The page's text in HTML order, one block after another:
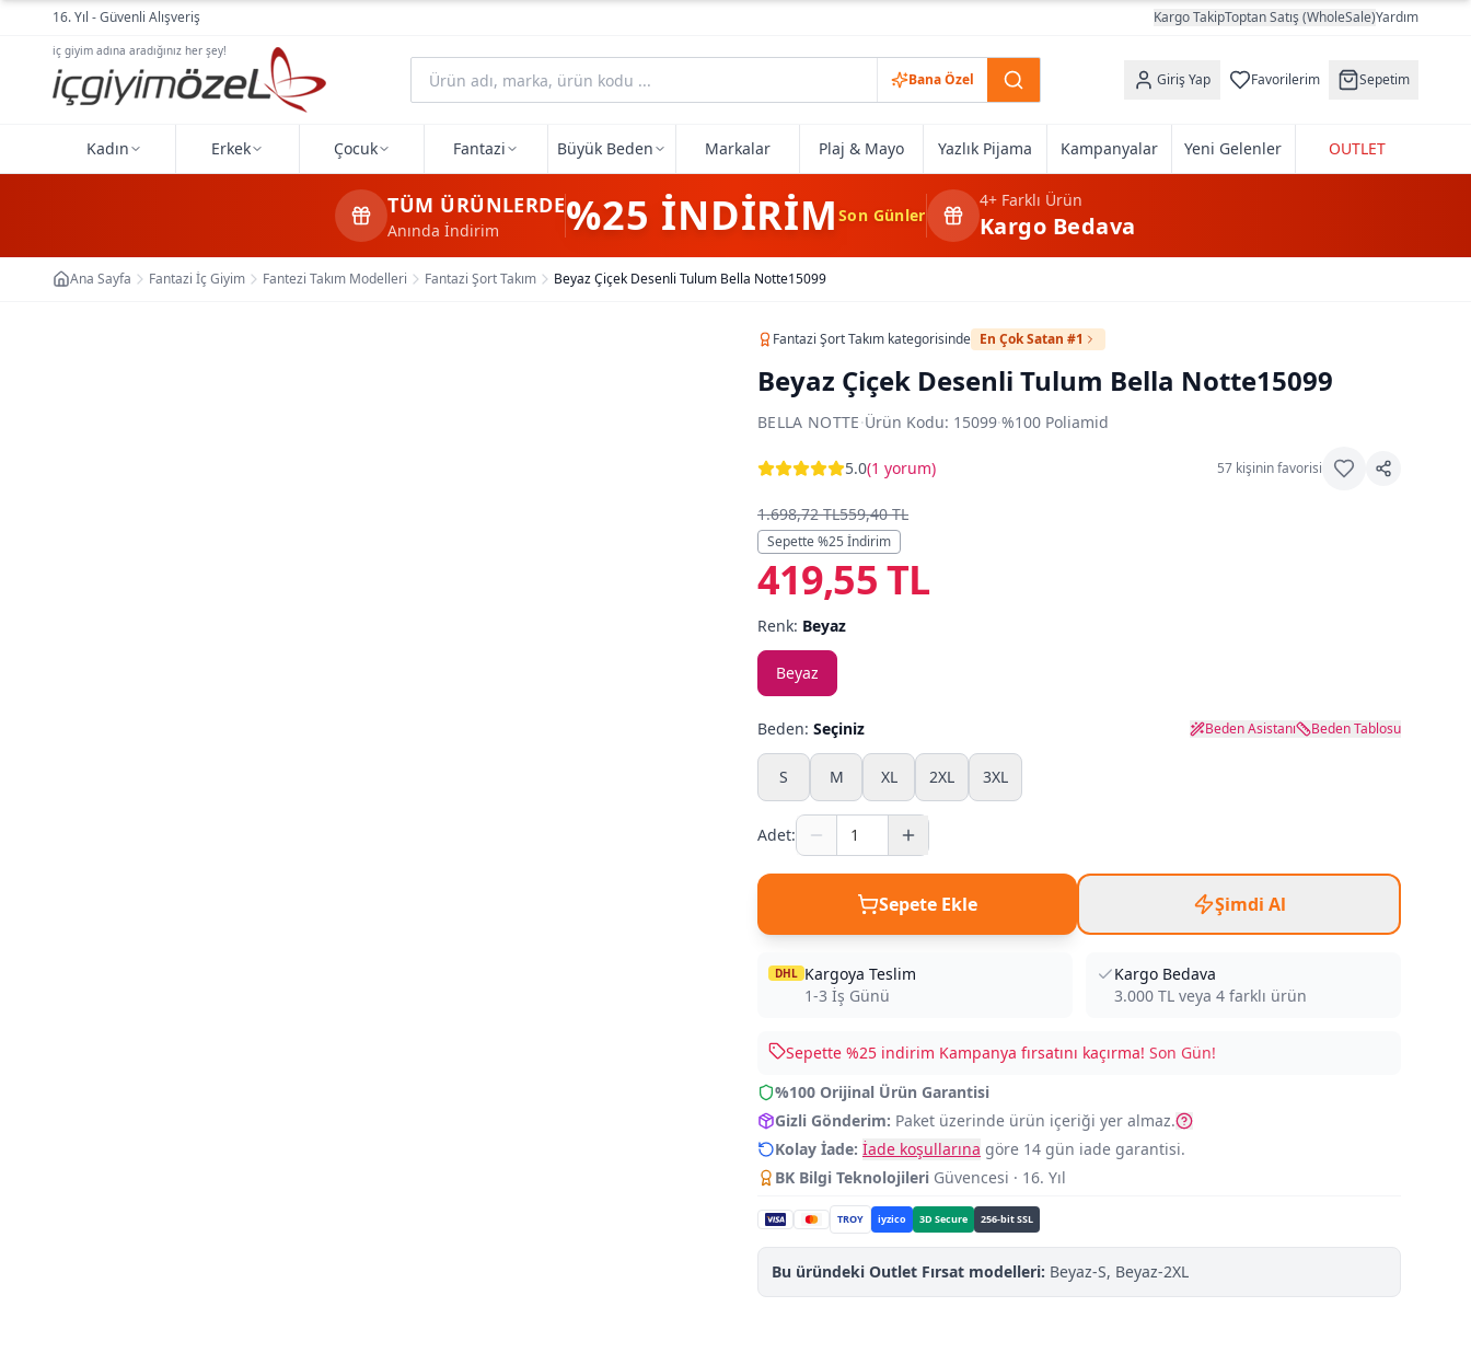
Ana içeriğe geç16. Yıl - Güvenli Alışveriş Kargo TakipToptan Satış (WholeSale)Yardım
iç giyim adına aradığınız her şey!
Bana Özel Giriş Yap Favorilerim Sepetim
Kadın Erkek Çocuk Fantazi Büyük Beden Markalar Plaj & Mayo Yazlık Pijama Kampanyalar Yeni Gelenler OUTLET
TÜM ÜRÜNLERDE
Anında İndirim %25 İNDİRİMSon Günler
4+Farklı Ürün
Kargo Bedava
Ana Sayfa Fantazi İç Giyim Fantezi Takım Modelleri Fantazi Şort Takım Beyaz Çiçek Desenli Tulum Bella Notte15099
Fantazi Şort Takım kategorisinde En Çok Satan #1
Beyaz Çiçek Desenli Tulum Bella Notte15099
BELLA NOTTE·Ürün Kodu: 15099·%100 Poliamid
5.0(1 yorum) 57 kişinin favorisi
1.698,72 TL559,40 TL
Sepette %25 İndirim
419,55 TL
Renk: Beyaz
Beyaz
Beden: Seçiniz Beden Asistanı Beden Tablosu
S M XL 2XL 3XL
Adet:
Sepete Ekle Şimdi Al
DHL Kargoya Teslim
1-3 İş Günü
Kargo Bedava
3.000 TL veya 4 farklı ürün
Sepette %25 indirim Kampanya fırsatını kaçırma! Son Gün!
%100 Orijinal Ürün Garantisi
Gizli Gönderim: Paket üzerinde ürün içeriği yer almaz.
Kolay İade: İade koşullarına göre 14 gün iade garantisi.
BK Bilgi Teknolojileri Güvencesi · 16. Yıl
TROY iyzico 3D Secure 256-bit SSL
Bu üründeki Outlet Fırsat modelleri: Beyaz-S, Beyaz-2XL